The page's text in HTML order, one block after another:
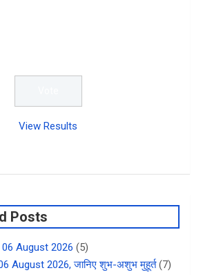
View Results
Posts
06 August 2026 (5)
August 2026, जानिए शुभ-अशुभ मुहूर्त (7)